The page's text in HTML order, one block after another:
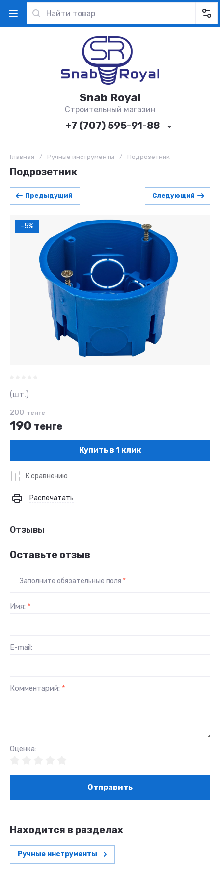
Snab Royal
Строительный магазин
+7 (707) 595-91-88
Главная / Ручные инструменты / Подрозетник
Подрозетник
Предыдущий Следующий
-5%
(шт.)
200 тенге
190 тенге
Купить в 1 клик
К сравнению
Распечатать
Отзывы
Оставьте отзыв
Заполните обязательные поля *
Имя: *
E-mail:
Комментарий: *
Оценка:
Отправить
Находится в разделах
Ручные инструменты